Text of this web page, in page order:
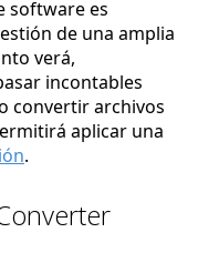
software es
de una amplia
verá,
incontables
convertir archivos
aplicar una
.